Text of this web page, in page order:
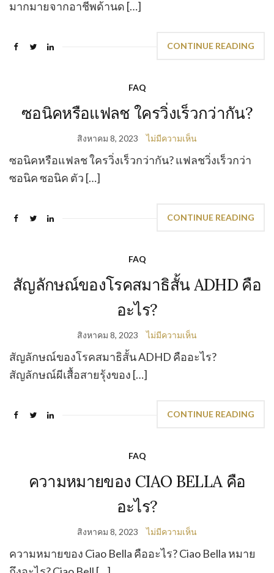
มากมายจากอาชีพด้านด […]
CONTINUE READING
FAQ
ซอนิคหรือแฟลช ใครวิ่งเร็วกว่ากัน?
สิงหาคม 8, 2023 ไม่มีความเห็น
ซอนิคหรือแฟลช ใครวิ่งเร็วกว่ากัน? แฟลชวิ่งเร็วกว่า
ซอนิค ซอนิค ตัว […]
CONTINUE READING
FAQ
สัญลักษณ์ของโรคสมาธิสั้น ADHD คือ
อะไร?
สิงหาคม 8, 2023 ไม่มีความเห็น
สัญลักษณ์ของโรคสมาธิสั้น ADHD คืออะไร?
สัญลักษณ์ผีเสื้อสายรุ้งของ […]
CONTINUE READING
FAQ
ความหมายของ CIAO BELLA คือ
อะไร?
สิงหาคม 8, 2023 ไม่มีความเห็น
ความหมายของ Ciao Bella คืออะไร? Ciao Bella หมาย